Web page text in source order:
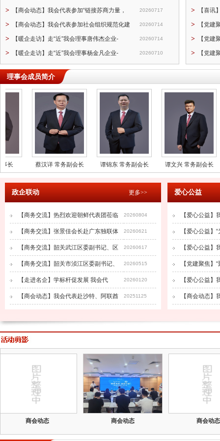
> 【商会动态】我会代表参加“链接苏商力量， 20260717
> 【商会动态】我会代表参加社会组织规范化建 20260714
> 【暖企走访】走“近”我会理事唐伟杰企业- 20260714
> 【暖企走访】走“近”我会理事杨金凡企业- 20260710
> 【喜讯
> 【党建
> 【党建
> 【党建
理事会
蔡汉详 常务副会长 谭锦东 常务副会长 谭文兴 常务副会长
政企联动 更多>>
【商务交流】热烈欢迎朝鲜代表团莅临 20260804
【商务交流】张景佳会长赴广东独联体 20260621
【商务交流】韶关武江区委副书记、区 20260617
【商务交流】韶关市浈江区委副书记、 20260515
【走进名企】学标杆促发展 我会代 20260120
【商会动态】我会代表赴沙特、阿联酋 20251125
爱
【爱心公益】
【爱心公益】
【爱心公益】
【党建聚焦】“
【爱心公益】
【商会动态】
商会动态 商会动态 商会动态